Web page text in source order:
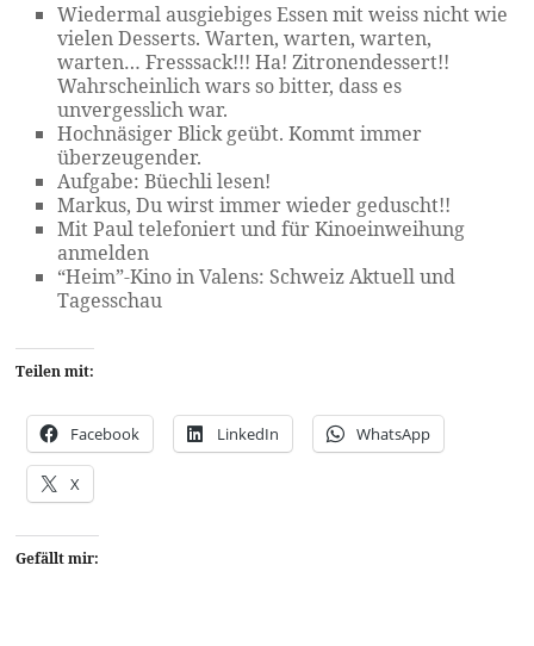
Wiedermal ausgiebiges Essen mit weiss nicht wie
vielen Desserts. Warten, warten, warten,
warten… Fresssack!!! Ha! Zitronendessert!!
Wahrscheinlich wars so bitter, dass es
unvergesslich war.
Hochnäsiger Blick geübt. Kommt immer
überzeugender.
Aufgabe: Büechli lesen!
Markus, Du wirst immer wieder geduscht!!
Mit Paul telefoniert und für Kinoeinweihung
anmelden
“Heim”-Kino in Valens: Schweiz Aktuell und
Tagesschau
Teilen mit:
Facebook LinkedIn WhatsApp
X
Gefällt mir: